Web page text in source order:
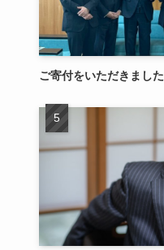
ご寄付をいただきました